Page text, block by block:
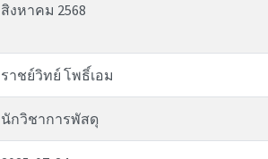
สิงหาคม 2568
ราชย์วิทย์ โพธิ์เอม
นักวิชาการพัสดุ